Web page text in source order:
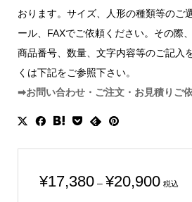
おります。サイズ、人形の種類等のご
ール、FAXでご依頼ください。その際
商品番号、数量、文字内容等のご記入
くは下記をご参照下さい。
➡お問い合わせ・ご注文・お見積りご
¥17,380 – ¥20,900価
税込